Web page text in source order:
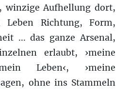
winzige Aufhellung dort,
Leben Richtung, Form,
... das ganze Arsenal,
erlaubt, ›meine
Leben‹, ›meine
ohne ins Stammeln